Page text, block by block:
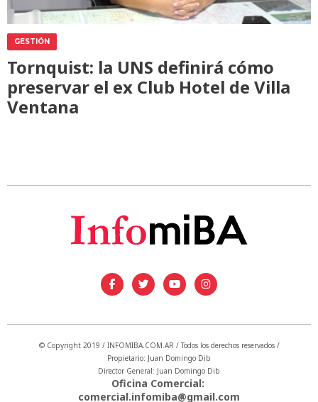
GESTIÓN
Tornquist: la UNS definirá cómo
preservar el ex Club Hotel de Villa
Ventana
© Copyright 2019 / INFOMIBA.COM.AR / Todos los derechos reservados /
Propietario: Juan Domingo Dib
Director General: Juan Domingo Dib
Oficina Comercial:
comercial.infomiba@gmail.com